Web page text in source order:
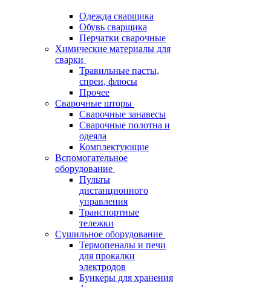
Одежда сварщика
Обувь сварщика
Перчатки сварочные
Химические материалы для
сварки
Травильные пасты,
спреи, флюсы
Прочее
Сварочные шторы
Сварочные занавесы
Сварочные полотна и
одеяла
Комплектующие
Вспомогательное
оборудование
Пульты
дистанционного
управления
Транспортные
тележки
Сушильное оборудование
Термопеналы и печи
для прокалки
электродов
Бункеры для хранения